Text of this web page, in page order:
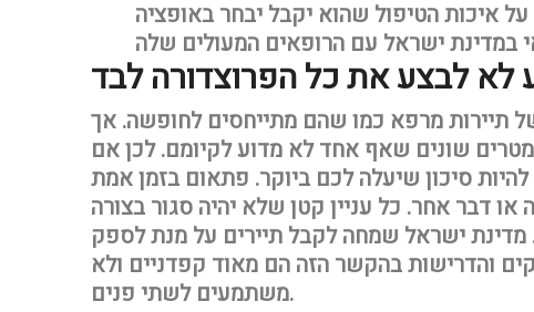
איכות הטיפול שהוא יקבל יבחר באופציה
תיירות מרפא כמו שהם מתייחסים לחופשה. אך
שונים שאף אחד לא מדוע לקיומם. לכן אם
סיכון שיעלה לכם ביוקר. פתאום בזמן אמת
דבר אחר. כל עניין קטן שלא יהיה סגור בצורה
מדינת ישראל שמחה לקבל תיירים על מנת לספק
והדרישות בהקשר הזה הם מאוד קפדניים ולא
משתמעים לשתי פנים.